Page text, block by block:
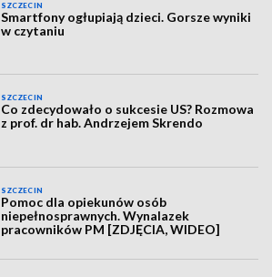
SZCZECIN
Smartfony ogłupiają dzieci. Gorsze wyniki
w czytaniu
SZCZECIN
Co zdecydowało o sukcesie US? Rozmowa
z prof. dr hab. Andrzejem Skrendo
SZCZECIN
Pomoc dla opiekunów osób
niepełnosprawnych. Wynalazek
pracowników PM [ZDJĘCIA, WIDEO]